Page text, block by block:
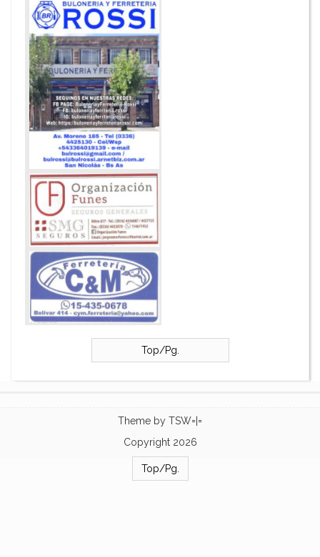
Top/Pg.
Theme by TSW=|=
Copyright 2026
Top/Pg.